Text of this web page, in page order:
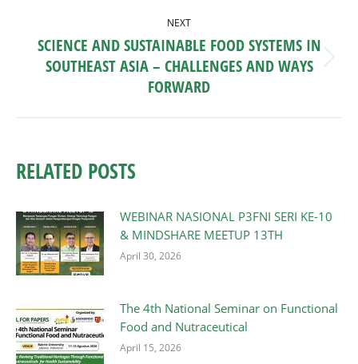
NEXT
Next
post:
SCIENCE AND SUSTAINABLE FOOD SYSTEMS IN
SOUTHEAST ASIA – CHALLENGES AND WAYS
FORWARD
RELATED POSTS
WEBINAR NASIONAL P3FNI SERI KE-10
& MINDSHARE MEETUP 13TH
April 30, 2026
The 4th National Seminar on Functional
Food and Nutraceutical
April 15, 2026